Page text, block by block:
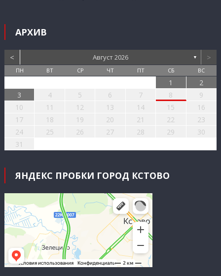
АРХИВ
< Август 2026 ▼ >
ПН ВТ СР ЧТ ПТ СБ ВС
1
2
3
4 5 6 7 8
9
10
11 12 13 14 15
16
17
18 19 20 21 22
23
24
25 26 27 28 29
30
31
ЯНДЕКС ПРОБКИ ГОРОД КСТОВО